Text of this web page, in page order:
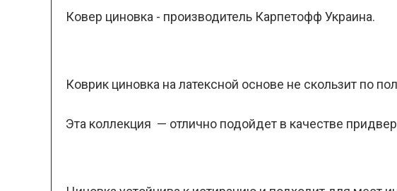
Ковер циновка - производитель Карпетофф Украина.
Коврик циновка на латексной основе не скользит по
Эта коллекция — отлично подойдет в качестве